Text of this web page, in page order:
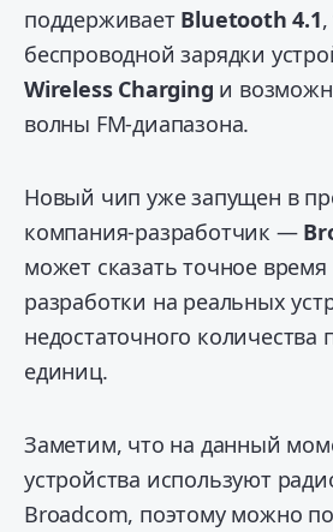
поддерживает Bluetooth 4.1
беспроводной зарядки
Wireless Charging и
волны FM-диапазона.
Новый чип уже запущен в
компания-разработчик —
может сказать точное
разработки на реальных
недостаточного количества
единиц.
Заметим, что на данный
устройства используют
Broadcom, поэтому можно